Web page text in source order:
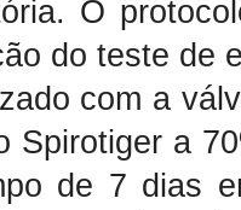
O
do teste de
com a
Spirotiger a
de 7 dias